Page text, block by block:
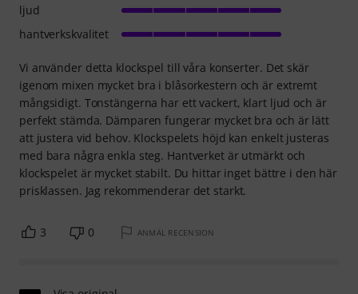
Vi använder detta klockspel till våra konserter. Det skär
igenom mixen mycket bra i blåsorkestern och är extremt
mångsidigt. Tonstängerna har ett vackert, klart ljud och är
perfekt stämda. Dämparen fungerar mycket bra och är lätt
att justera vid behov. Klockspelets höjd kan enkelt justeras
med bara några enkla steg. Hantverket är utmärkt och
klockspelet är mycket stabilt. Du hittar inget bättre i den här
prisklassen. Jag rekommenderar det starkt.
ljud
hantverkskvalitet
3 0 ANMÄL RECENSION